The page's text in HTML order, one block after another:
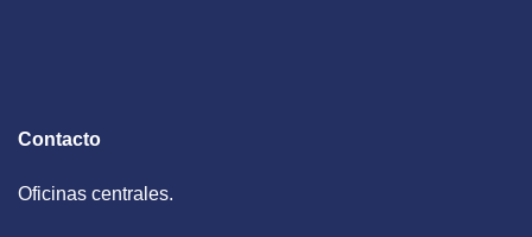
Contacto
Oficinas centrales.